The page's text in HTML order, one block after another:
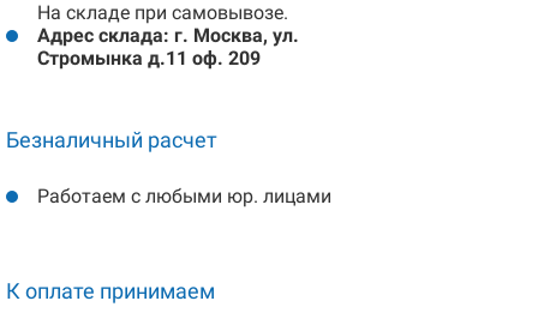
На складе при самовывозе.
Адрес склада: г. Москва, ул.
Стромынка д.11 оф. 209
Безналичный расчет
Работаем с любыми юр. лицами
К оплате принимаем